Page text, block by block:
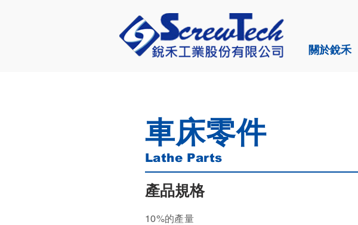
關於銳禾
車床零件
Lathe Parts
產品規格
10%的產量